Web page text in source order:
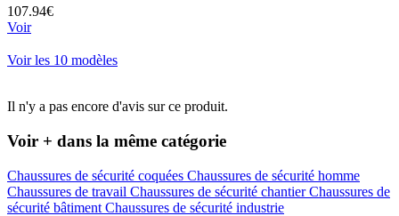
107.94€
Voir
Voir les 10 modèles
Il n'y a pas encore d'avis sur ce produit.
Voir + dans la même catégorie
Chaussures de sécurité coquées Chaussures de sécurité homme
Chaussures de travail Chaussures de sécurité chantierChaussures de
sécurité bâtiment Chaussures de sécurité industrie